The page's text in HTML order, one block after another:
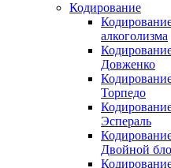
Кодирование
алкоголизма
Довженко
Торпедо
Эспераль
Двойной